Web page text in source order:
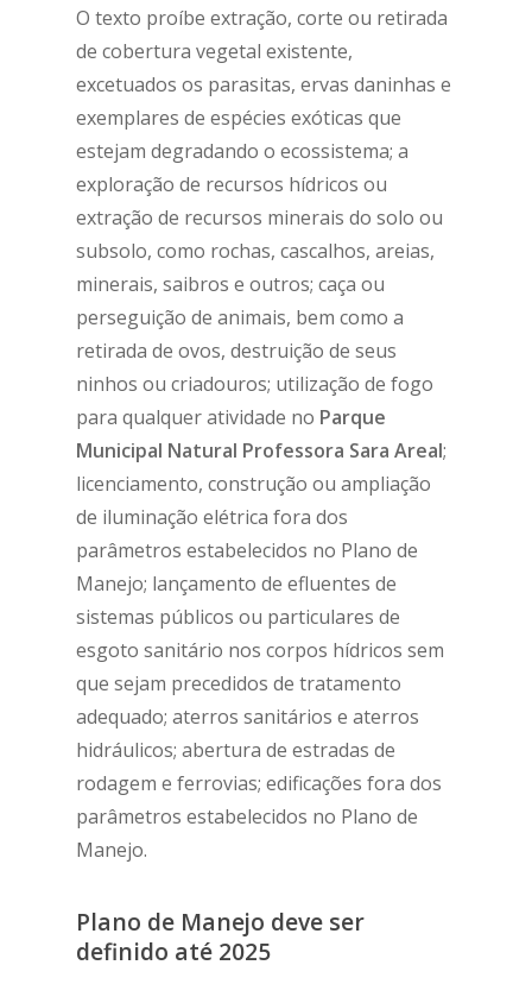
O texto proíbe extração, corte ou retirada
de cobertura vegetal existente,
excetuados os parasitas, ervas daninhas e
exemplares de espécies exóticas que
estejam degradando o ecossistema; a
exploração de recursos hídricos ou
extração de recursos minerais do solo ou
subsolo, como rochas, cascalhos, areias,
minerais, saibros e outros; caça ou
perseguição de animais, bem como a
retirada de ovos, destruição de seus
ninhos ou criadouros; utilização de fogo
para qualquer atividade no Parque
Municipal Natural Professora Sara Areal;
licenciamento, construção ou ampliação
de iluminação elétrica fora dos
parâmetros estabelecidos no Plano de
Manejo; lançamento de efluentes de
sistemas públicos ou particulares de
esgoto sanitário nos corpos hídricos sem
que sejam precedidos de tratamento
adequado; aterros sanitários e aterros
hidráulicos; abertura de estradas de
rodagem e ferrovias; edificações fora dos
parâmetros estabelecidos no Plano de
Manejo.
Plano de Manejo deve ser
definido até 2025